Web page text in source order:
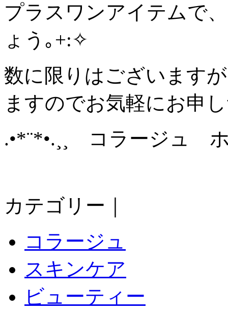
プラスワンアイテムで
ょう｡+:✧
数に限りはございます
ますのでお気軽にお申
.•*¨*•.¸¸ コラージュ
カテゴリー｜
コラージュ
スキンケア
ビューティー